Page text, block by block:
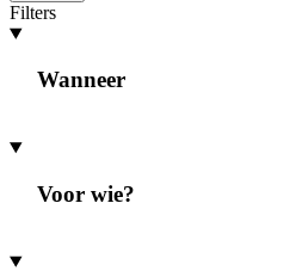
Filters
Wanneer
Voor wie?